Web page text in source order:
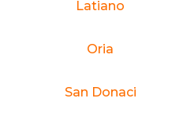
Latiano
Oria
San Donaci